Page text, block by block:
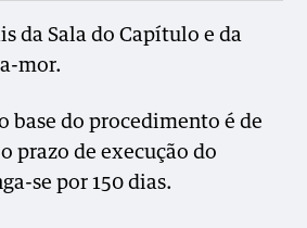
da Sala do Capítulo e da
mor.
base do procedimento é de
prazo de execução do
se por 150 dias.